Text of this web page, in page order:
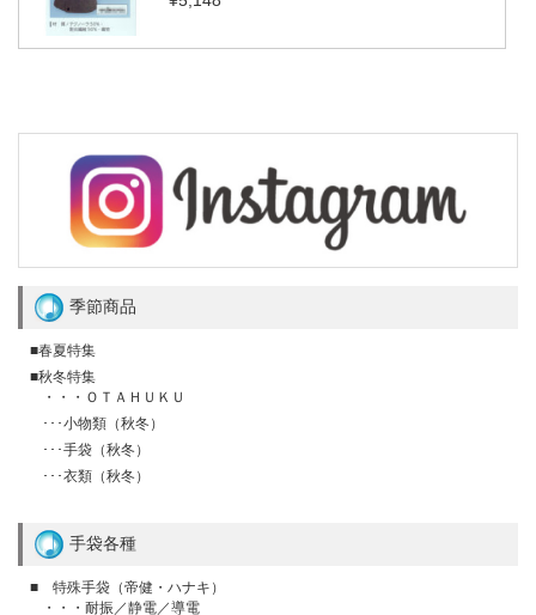
季節商品
■春夏特集
■秋冬特集
・・・ＯＴＡＨＵＫＵ
･･･小物類（秋冬）
･･･手袋（秋冬）
･･･衣類（秋冬）
手袋各種
■ 特殊手袋（帝健・ハナキ）
・・・耐振／静電／導電